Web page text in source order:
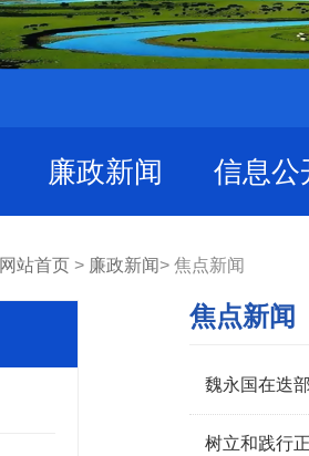
廉政新闻 信息公
网站首页 > 廉政新闻 > 焦点新闻
焦点新闻
魏永国在迭
树立和践行